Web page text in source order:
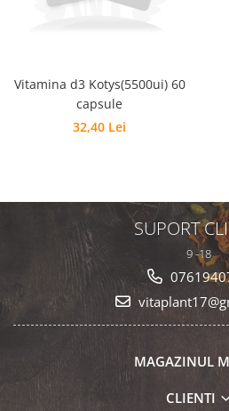
Vitamina d3 Kotys(5500ui) 60
capsule
32,40 Lei
SUPORT
9 -18
MAGAZINUL
CLIENTI